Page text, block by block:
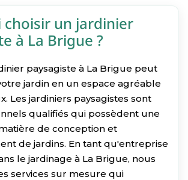
choisir un jardinier
à La Brigue ?
paysagiste à La Brigue peut
jardin en un espace agréable
Les jardiniers paysagistes sont
qualifiés qui possèdent une
de conception et
de jardins. En tant qu'entreprise
le jardinage à La Brigue, nous
services sur mesure qui